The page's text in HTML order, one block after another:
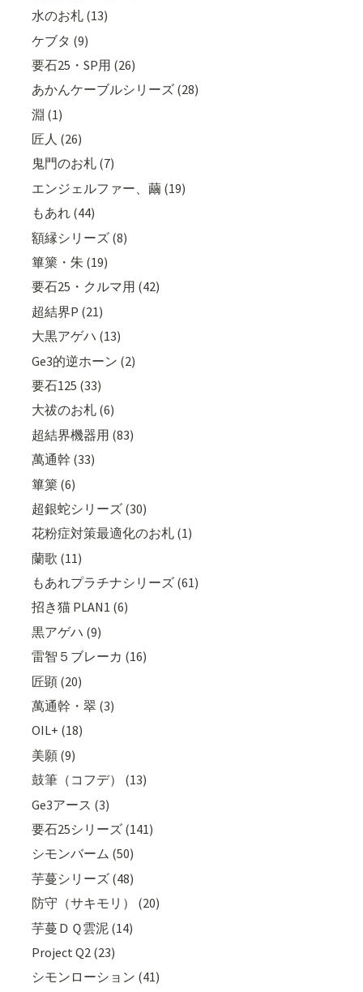
水のお札 (13)
ケブタ (9)
要石25・SP用 (26)
あかんケーブルシリーズ (28)
淵 (1)
匠人 (26)
鬼門のお札 (7)
エンジェルファー、繭 (19)
もあれ (44)
額縁シリーズ (8)
篳篥・朱 (19)
要石25・クルマ用 (42)
超結界P (21)
大黒アゲハ (13)
Ge3的逆ホーン (2)
要石125 (33)
大祓のお札 (6)
超結界機器用 (83)
萬通幹 (33)
篳篥 (6)
超銀蛇シリーズ (30)
花粉症対策最適化のお札 (1)
蘭歌 (11)
もあれプラチナシリーズ (61)
招き猫 PLAN1 (6)
黒アゲハ (9)
雷智５ブレーカ (16)
匠顕 (20)
萬通幹・翠 (3)
OIL+ (18)
美願 (9)
鼓筆（コフデ） (13)
Ge3アース (3)
要石25シリーズ (141)
シモンバーム (50)
芋蔓シリーズ (48)
防守（サキモリ） (20)
芋蔓ＤＱ雲泥 (14)
Project Q2 (23)
シモンローション (41)